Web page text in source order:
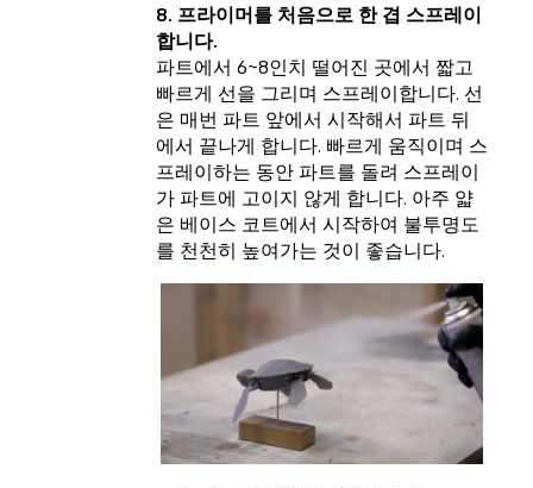
8. 프라이머를 처음으로 한 겹 스프레이
합니다.
파트에서 6~8인치 떨어진 곳에서 짧고
빠르게 선을 그리며 스프레이합니다. 선
은 매번 파트 앞에서 시작해서 파트 뒤
에서 끝나게 합니다. 빠르게 움직이며 스
프레이하는 동안 파트를 돌려 스프레이
가 파트에 고이지 않게 합니다. 아주 얇
은 베이스 코트에서 시작하여 불투명도
를 천천히 높여가는 것이 좋습니다.